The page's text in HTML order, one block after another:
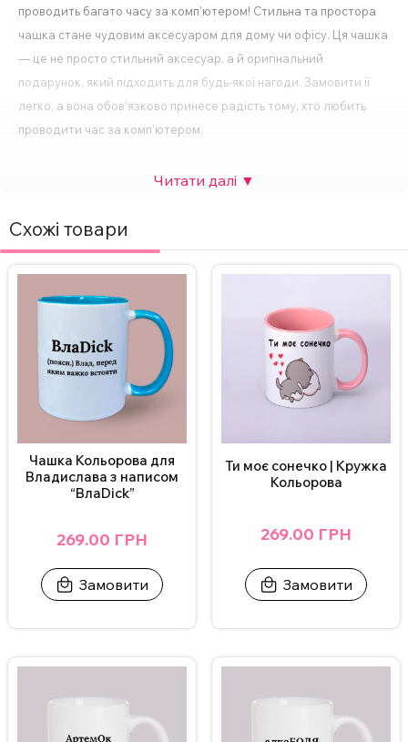
проводить багато часу за комп’ютером! Стильна та простора
чашка стане чудовим аксесуаром для дому чи офісу. Ця чашка
— це не просто стильний аксесуар, а й оригінальний
подарунок, який підходить для будь-якої нагоди. Замовити її
легко, а вона обов’язково принесе радість тому, хто любить
проводити час за комп’ютером.
Компактний розмір – 330 мл.
Спосіб нанесення напису – сублімація.
Друк картинки з двох сторін.
Підходить для будь-яких напоїв – кави, чаю, гарячого шоколаду
Ідеальний подарунок для будь-якого свята або особливої події.
За бажанням, надпис на чашці можна змінити, а також можна
додати фото. Вартість НЕ зміниться.
Для замовлення чашки з індивідуальним дизайном зв’яжіться з
нами в Інстаграмі, Телеграмі або залиште заявку на сайті.
чашку в посудомийній машині та нагрівати у мікрохвильовці.
Додаткові фото надсилаємо у Телеграм/Інстаграм.
Схожі товари
Чашка Кольорова для
Владислава з написом
“ВлаDick”
269.00 ГРН
Замовити
Ти моє сонечко | Кружка
Кольорова
269.00 ГРН
Замовити